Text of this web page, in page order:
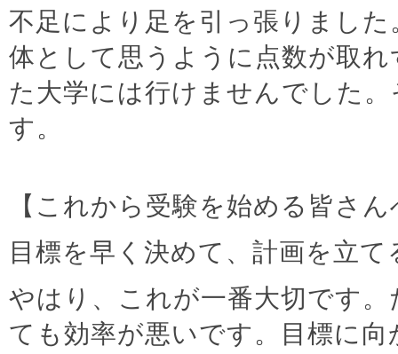
不足により足を引っ張りまし
体として思うように点数が取
た大学には行けませんでした
す。
【これから受験を始める皆さん
目標を早く決めて、計画を立て
やはり、これが一番大切です
ても効率が悪いです。目標に